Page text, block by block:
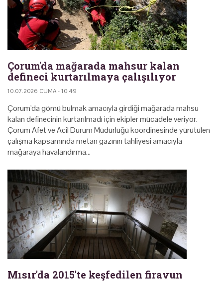
Çorum'da mağarada mahsur kalan
defineci kurtarılmaya çalışılıyor
10.07.2026 CUMA - 10:49
Çorum'da gömü bulmak amacıyla girdiği mağarada mahsu
kalan definecinin kurtarılmadı için ekipler mücadele veriyor.
Çorum Afet ve Acil Durum Müdürlüğü koordinesinde yürütülen
çalışma kapsamında metan gazının tahliyesi amacıyla
mağaraya havalandırma…
Mısır'da 2015'te keşfedilen firavun